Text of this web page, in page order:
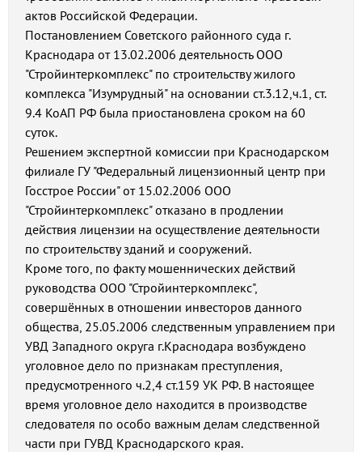
актов Российской Федерации.
Постановлением Советского районного суда г.
Краснодара от 13.02.2006 деятельность ООО
"Стройинтеркомплекс" по строительству жилого
комплекса "Изумрудный" на основании ст.3.12,ч.1, ст.
9.4 КоАП РФ была приостановлена сроком на 60
суток.
Решением экспертной комиссии при Краснодарском
филиале ГУ "Федеральный лицензионный центр при
Госстрое России" от 15.02.2006 ООО
"Стройинтеркомплекс" отказано в продлении
действия лицензии на осуществление деятельности
по строительству зданий и сооружений.
Кроме того, по факту мошеннических действий
руководства ООО "Стройинтеркомплекс",
совершённых в отношении инвесторов данного
общества, 25.05.2006 следственным управлением при
УВД Западного округа г.Краснодара возбуждено
уголовное дело по признакам преступления,
предусмотренного ч.2,4 ст.159 УК РФ. В настоящее
время уголовное дело находится в производстве
следователя по особо важным делам следственной
части при ГУВД Краснодарского края.